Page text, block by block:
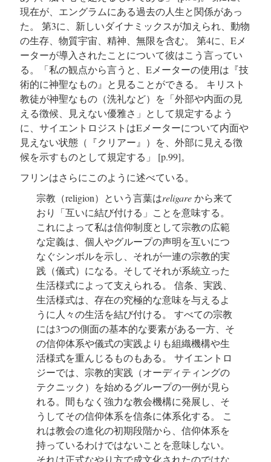
現在が、エングラムにある過去の人生と関係があっ
た。 第3に、新しいダイナミックスが加えられ、動物
の生存、物質宇宙、精神、無限を含む。 第4に、Eメ
ーターが導入されたことについて彼はこう言ってい
る。「私の観点から言うと、Eメーターの使用は『技
術的に神聖なもの』と見ることができる。 キリスト
教徒が神聖なもの（洗礼など）を「外部や内面の見
える徴候、見えない優雅さ」として規定するよう
に、サイエントロジストはEメーターについて内面や
見えない状態（『クリアー』）を、外部に見える徴
候を示すものとして規定する」 [p.99]。
フリンはさらにこのように述べている。
宗教（religion）という言葉はreligareから来て
おり「互いに結び付ける」ことを意味する。
これによって私は信仰制度として宗教の広範
な定義は、個人やグループの声明を互いにつ
なぐシンボルを示し、それが一連の宗教的実
践（儀式）になる。そしてそれが系統立った
生活様式によって支えられる。 信条、実践、
生活様式は、存在の究極的な意味を与えるよ
うに人々の生活を結び付ける。 すべての宗教
には3つの側面の基本的な要素がある一方、そ
の信仰体系や儀式の実践よりも組織機構や生
活様式を重んじるものもある。 サイエントロ
ジーでは、宗教的実践（オーディティングの
テクニック）を始めるグループの一例が見ら
れる。間もなく強力な教会機構に発展し、そ
うしてその信仰体系を信条に体系化する。 こ
れは教会の進化の初期段階から、信仰体系を
持っているわけではないことを意味しない。
それは正式なやり方で成文化されたのではな